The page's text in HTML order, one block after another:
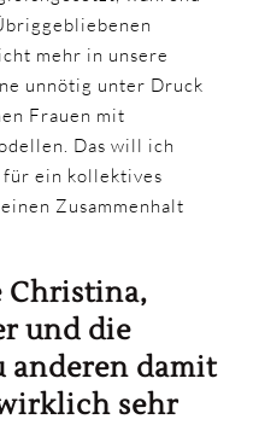
mehr in unsere
unnötig unter Druck
Frauen mit
Das will ich
ein kollektives
Zusammenhalt
Christina,
und die
anderen damit
sehr